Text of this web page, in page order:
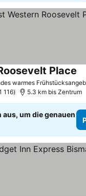
warmes
Place
116 5.3 km bis Zentrum
aus, um die genauen